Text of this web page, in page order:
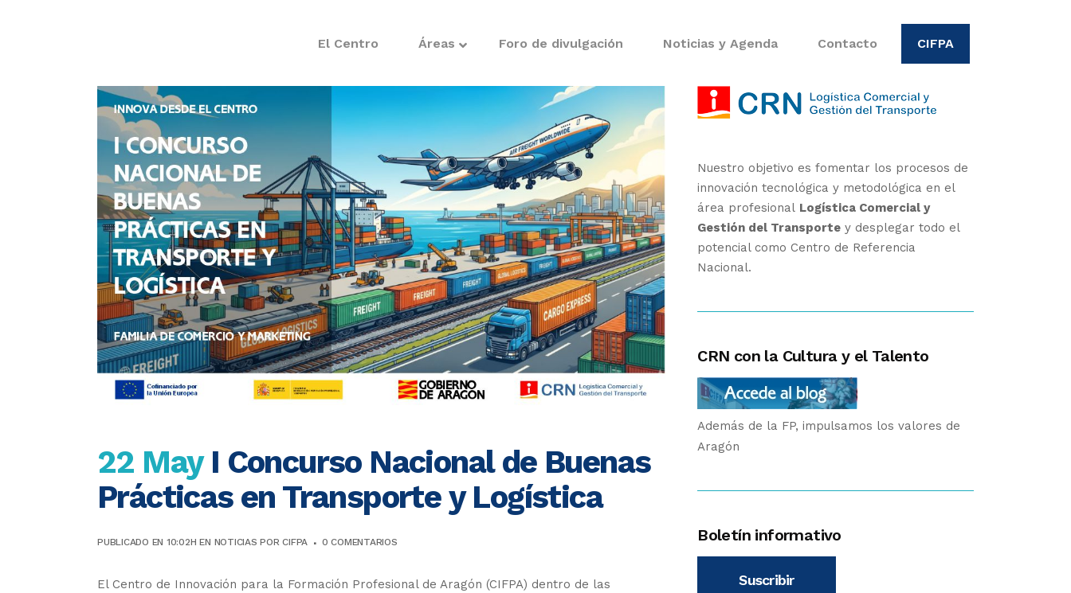
El Centro Áreas Foro de divulgación Noticias y Agenda Contacto CIFPA
22 MayI Concurso Nacional de Buenas
Prácticas en Transporte y Logística
PUBLICADO EN 10:02H EN NOTICIAS PORCIFPA 0 COMENTARIOS
El Centro de Innovación para la Formación Profesional de Aragón (CIFPA) dentro de las
Nuestro objetivo es fomentar los procesos de
innovación tecnológica y metodológica en el
área profesional Logística Comercial y
Gestión del Transporte y desplegar todo el
potencial como Centro de Referencia
Nacional.
CRN con la Cultura y el Talento
Además de la FP, impulsamos los valores de
Aragón
Boletín informativo
Suscribir